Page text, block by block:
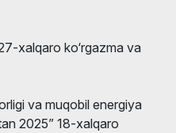
xalqaro ko‘rgazma va
va muqobil energiya
2025” 18-xalqaro